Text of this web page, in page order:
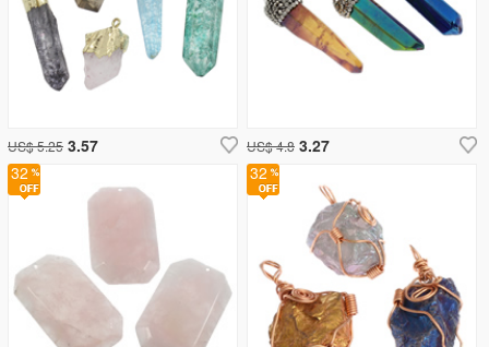
US$ 5.25 3.57 US$ 4.8 3.27
32
32